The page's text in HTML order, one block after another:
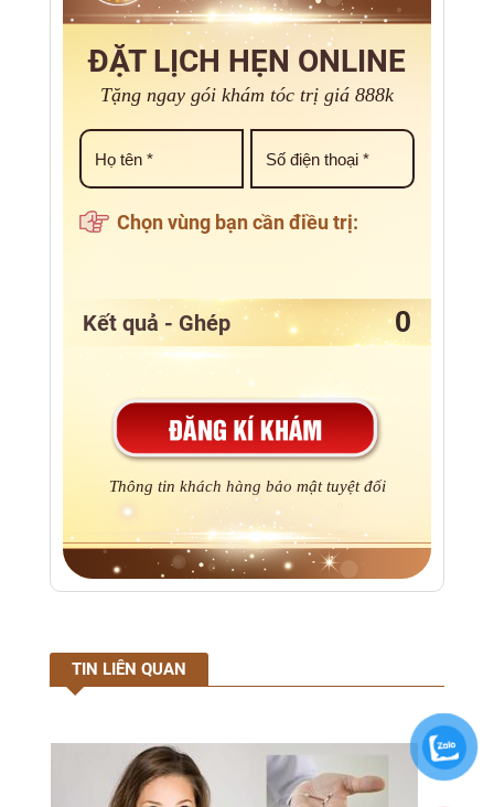
ĐẶT LỊCH HẸN ONLINE
Tặng ngay gói khám tóc trị giá 888k
Chọn vùng bạn cần điều trị:
Kết quả - Ghép
Thông tin khách hàng bảo mật tuyệt đối
TIN LIÊN QUAN